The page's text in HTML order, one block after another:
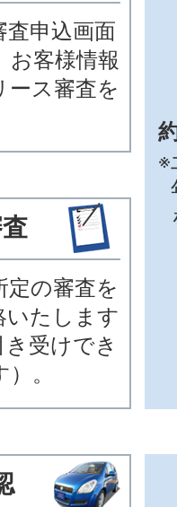
申込画面
お客様情報
ース審査を
定の審査を
いたします
き受けでき
。
※